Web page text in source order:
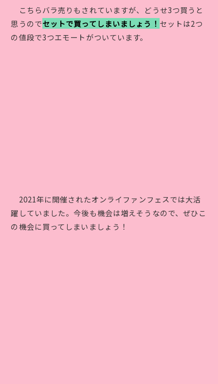
こちらバラ売りもされていますが、どうせ3つ買うと
思うのでセットで買ってしまいましょう！ セットは2つ
の値段で3つエモートがついています。
2021年に開催されたオンライファンフェスでは大活
躍していました。今後も機会は増えそうなので、ぜひこ
の機会に買ってしまいましょう！